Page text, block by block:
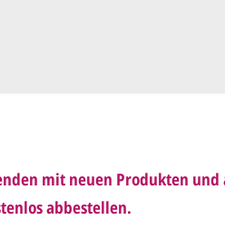
mit uns, was Sie am
per E-Mail dieDruckfreigabe.
mit neuen Produkten
abbestellen.